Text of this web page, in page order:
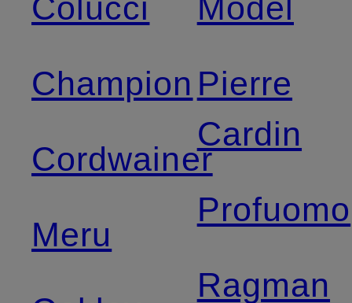
Colucci
Champion
Cordwainer
Meru
Model
Pierre
Cardin
Profuomo
Ragman